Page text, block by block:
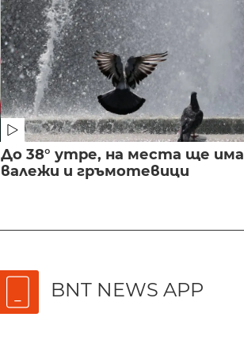
До 38° утре, на места ще има
валежи и гръмотевици
BNT NEWS APP